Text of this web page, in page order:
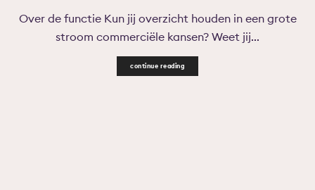
Over de functie Kun jij overzicht houden in een grote
stroom commerciële kansen? Weet jij...
continue reading